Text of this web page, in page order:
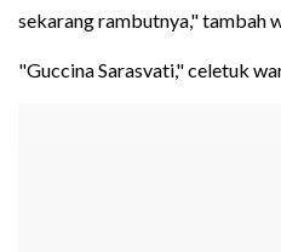
sekarang rambutnya," tambah
"Guccina Sarasvati," celetuk